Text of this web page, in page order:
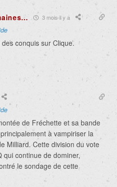
3 mois il y a
conquis sur Clique.
de Fréchette et sa bande
à vampiriser la
Milliard. Cette division du vote
qui continue de dominer,
le sondage de cette